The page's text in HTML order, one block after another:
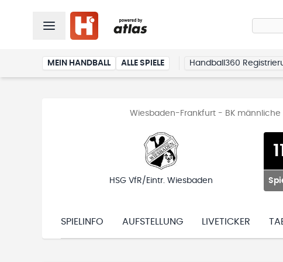
MEIN HANDBALL ALLE SPIELE Handball360
Wiesbaden-Frankfurt - BK
HSG VfR/Eintr. Wiesbaden
11
SPIELINFO AUFSTELLUNG LIVETICKER